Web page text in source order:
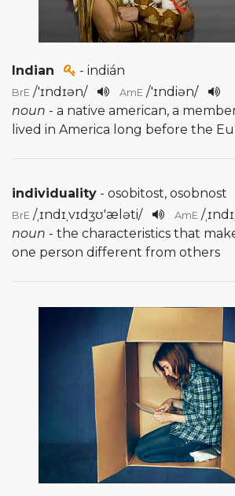
Indian - indián
BrE /'ɪndɪən/ AmE /'ɪndiən/
noun - a native american, a
lived in America long before the
individuality - osobitost, osobnost
BrE /ˌɪndɪˌvɪdʒʊ'æləti/ AmE /
noun - the characteristics that
one person different from others